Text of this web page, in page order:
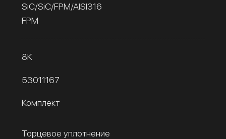
SiC/SiC/FPM/AISI316
FPM
8К
53011167
Комплект
Торцевое уплотнение